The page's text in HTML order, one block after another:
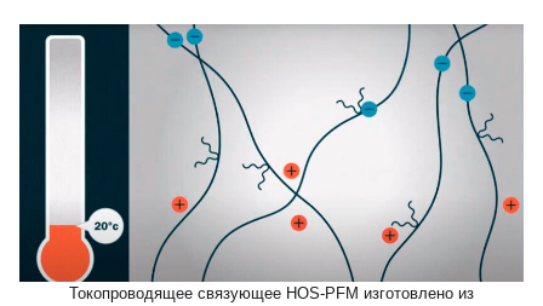
Токопроводящее связующее HOS-PFM изготовлено из